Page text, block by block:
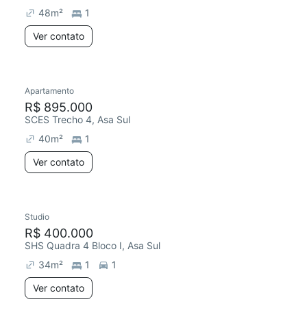
48m²
1
Ver contato
Apartamento
R$ 895.000
SCES Trecho 4, Asa Sul
40m²
1
Ver contato
Studio
R$ 400.000
SHS Quadra 4 Bloco I, Asa Sul
34m² 1
1
Ver contato